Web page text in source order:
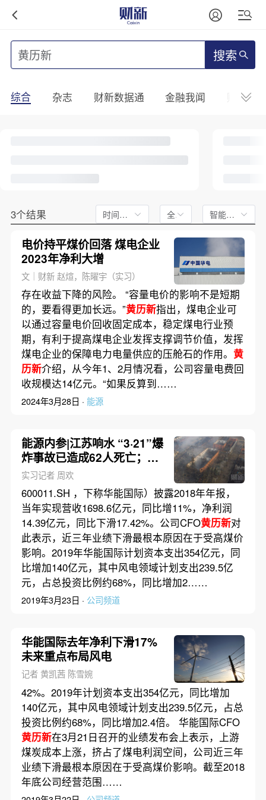
搜索
综合 杂志 财新数据通 金融我闻 财新
3个结果 时间不限 全文 智能排序
电价持平煤价回落 煤电企业
2023年净利大增
文｜财新 赵煊，陈曜宇（实习）
存在收益下降的风险。 “容量电价的影响不是短期
的，要看得更加长远。”黄历新指出，煤电企业可
以通过容量电价回收固定成本，稳定煤电行业预
期，有利于提高煤电企业发挥支撑调节价值，发挥
煤电企业的保障电力电量供应的压舱石的作用。 黄
历新介绍，从今年1、2月情况看，公司容量电费回
收规模达14亿元。“如果反算到……
2024年3月28日 · 能源
能源内参|江苏响水 “3·21”爆
炸事故已造成62人死亡；中
石油回应管道拆分
实习记者 周欢
600011.SH ，下称华能国际）披露2018年年报，
当年实现营收1698.6亿元，同比增11%，净利润
14.39亿元，同比下滑17.42%。公司CFO黄历新对
此表示，近三年业绩下滑最根本原因在于受高煤价
影响。2019年华能国际计划资本支出354亿元，同
比增加140亿元，其中风电领域计划支出239.5亿
元，占总投资比例约68%，同比增加2……
2019年3月23日 · 公司频道
华能国际去年净利下滑17%
未来重点布局风电
记者 黄凯茜 陈雪婉
42%。2019年计划资本支出354亿元，同比增加
140亿元，其中风电领域计划支出239.5亿元，占总
投资比例约68%，同比增加2.4倍。 华能国际CFO
黄历新在3月21日召开的业绩发布会上表示，上游
煤炭成本上涨，挤占了煤电利润空间，公司近三年
业绩下滑最根本原因在于受高煤价影响。截至2018
年底公司经营范围……